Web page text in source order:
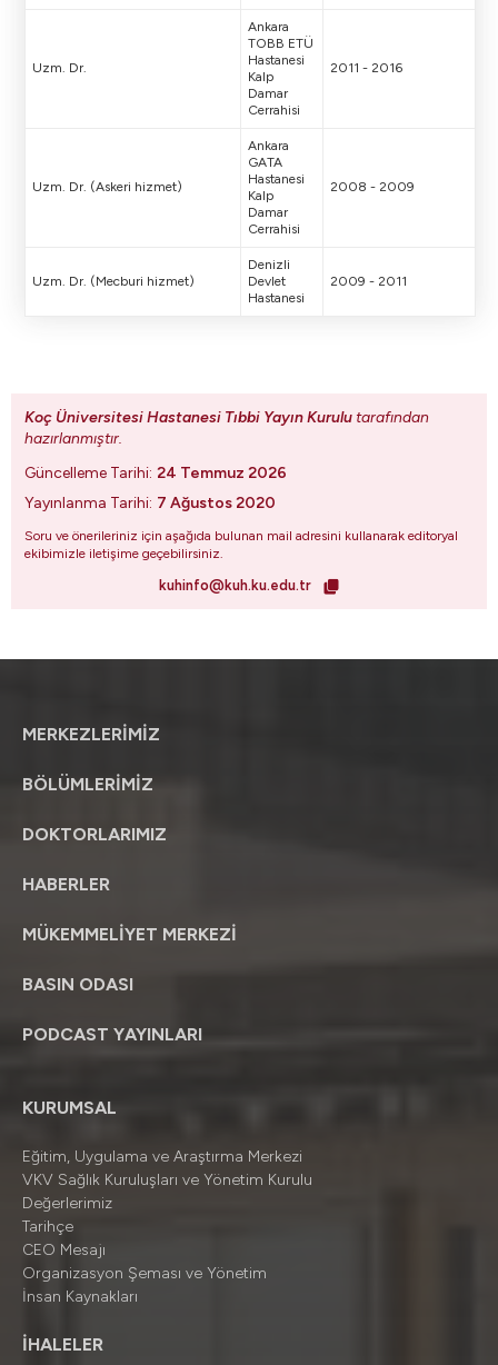
Uzm. Dr.
Ankara
TOBB ETÜ
Hastanesi
Kalp
Damar
Cerrahisi
2011 - 2016
Uzm. Dr. (Askeri hizmet)
Ankara
GATA
Hastanesi
Kalp
Damar
Cerrahisi
2008 - 2009
Uzm. Dr. (Mecburi hizmet)
Denizli
Devlet
Hastanesi
2009 - 2011
Koç Üniversitesi Hastanesi Tıbbi Yayın Kurulu tarafından
hazırlanmıştır.
Güncelleme Tarihi: 24 Temmuz 2026
Yayınlanma Tarihi: 7 Ağustos 2020
Soru ve önerileriniz için aşağıda bulunan mail adresini kullanarak editoryal
ekibimizle iletişime geçebilirsiniz.
kuhinfo@kuh.ku.edu.tr
MERKEZLERİMİZ
BÖLÜMLERİMİZ
DOKTORLARIMIZ
HABERLER
MÜKEMMELİYET MERKEZİ
BASIN ODASI
PODCAST YAYINLARI
KURUMSAL
Eğitim, Uygulama ve Araştırma Merkezi
VKV Sağlık Kuruluşları ve Yönetim Kurulu
Değerlerimiz
Tarihçe
CEO Mesajı
Organizasyon Şeması ve Yönetim
İnsan Kaynakları
İHALELER